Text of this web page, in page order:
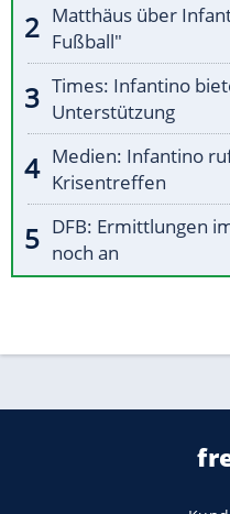
Matthäus über
Fußball"
Times: Infantino
Unterstützung
Medien: Infantino
Krisentreffen
DFB: Ermittlungen
noch an